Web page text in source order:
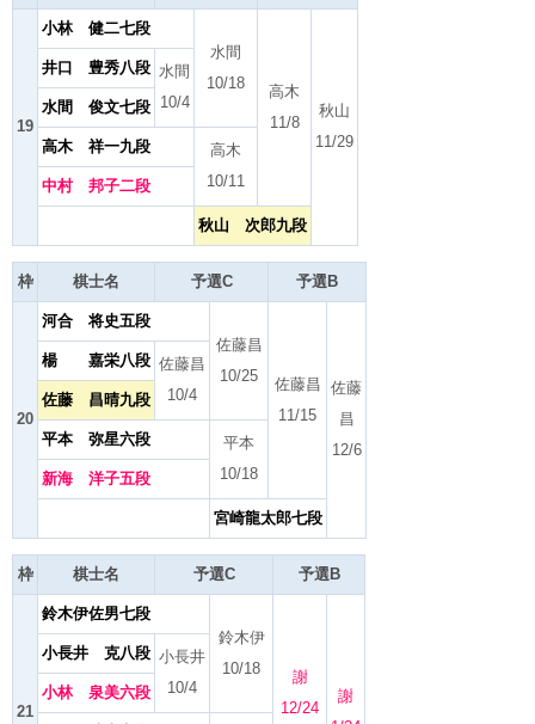
19
小林 健二七段
水間
10/18
高木
11/8
秋山
11/29
井口 豊秀八段 水間
10/4
水間 俊文七段
高木 祥一九段
高木
10/11
中村 邦子二段
秋山 次郎九段
枠 棋士名 予選C 予選B
20
河合 将史五段
佐藤昌
10/25
佐藤昌
11/15
佐藤
昌
12/6
楊 嘉栄八段 佐藤昌
10/4
佐藤 昌晴九段
平本 弥星六段
平本
10/18
新海 洋子五段
宮崎龍太郎七段
枠 棋士名 予選C 予選B
21
鈴木伊佐男七段
鈴木伊
10/18
謝
12/24
謝
小長井 克八段 小長井
10/4
小林 泉美六段